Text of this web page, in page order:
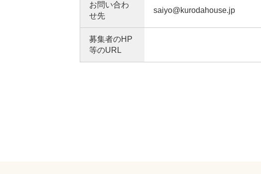
お問い合わ
せ先
saiyo@kurodahouse.jp
募集者のHP
等のURL